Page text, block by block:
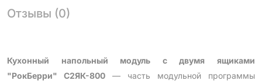
Отзывы (0)
Кухонный напольный модуль с двумя ящиками
"РокБерри" С2ЯК-800 — часть модульной программы